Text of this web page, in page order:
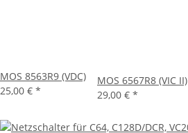
MOS 8563R9 (VDC)
25,00 € *
MOS 6567R8 (VIC II)
29,00 € *